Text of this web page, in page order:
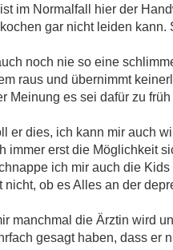
im Normalfall hier der
gar nicht leiden
noch nie so eine
raus und übernimmt
Meinung es sei dafür zu
er dies, ich kann mir auch
immer erst die Möglichkeit
ich mir auch die
nicht, ob es Alles an der
manchmal die Ärztin wird
gesagt haben, dass er